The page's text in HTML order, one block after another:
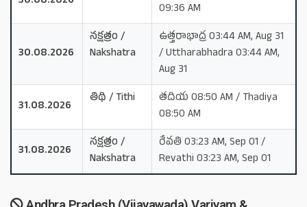
09:36 AM
30.08.2026
నక్షత్రం /
Nakshatra
ఉత్తరాభాద్ర 03:44 AM, Aug 31
/ Uttharabhadra 03:44 AM,
Aug 31
31.08.2026
తిథి / Tithi
తదియ 08:50 AM / Thadiya
08:50 AM
31.08.2026
నక్షత్రం /
Nakshatra
రేవతి 03:23 AM, Sep 01 /
Revathi 03:23 AM, Sep 01